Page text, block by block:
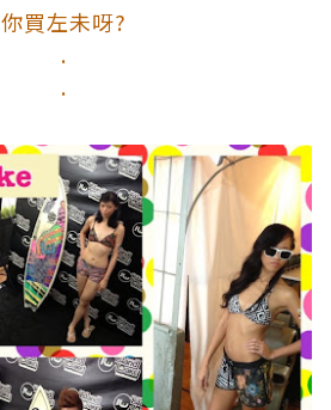
你買左未呀?
.
.